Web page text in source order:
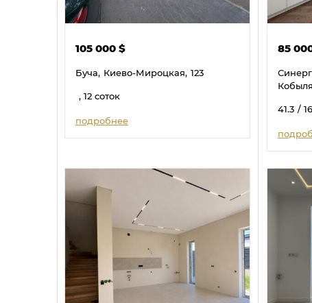
105 000 $
Буча, Киево-Мироцкая, 123
, 12 соток
подробнее
85
41.3 /